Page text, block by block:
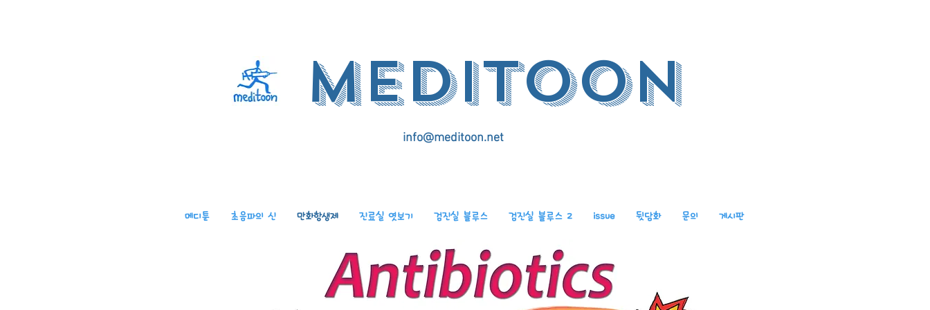
meditoon
info@meditoon.net
메디툰 초음파의 신 만화항생제 진료실 엿보기 검진실 블루스 검진실 블루스 2 issue 뒷담화 문의 게시판